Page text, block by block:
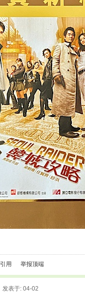
引用 举报顶端
发表于: 04-02